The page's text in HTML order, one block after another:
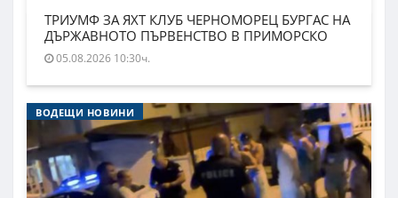
ТРИУМФ ЗА ЯХТ КЛУБ ЧЕРНОМОРЕЦ БУРГАС НА
ДЪРЖАВНОТО ПЪРВЕНСТВО В ПРИМОРСКО
05.08.2026 10:30ч.
ВОДЕЩИ НОВИНИ